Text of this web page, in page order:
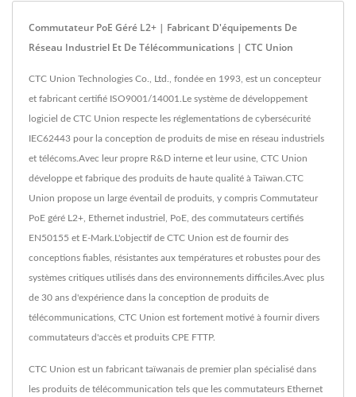
Commutateur PoE Géré L2+ | Fabricant D'équipements De
Réseau Industriel Et De Télécommunications | CTC Union
CTC Union Technologies Co., Ltd., fondée en 1993, est un concepteur
et fabricant certifié ISO9001/14001.Le système de développement
logiciel de CTC Union respecte les réglementations de cybersécurité
IEC62443 pour la conception de produits de mise en réseau industriels
et télécoms.Avec leur propre R&D interne et leur usine, CTC Union
développe et fabrique des produits de haute qualité à Taïwan.CTC
Union propose un large éventail de produits, y compris Commutateur
PoE géré L2+, Ethernet industriel, PoE, des commutateurs certifiés
EN50155 et E-Mark.L'objectif de CTC Union est de fournir des
conceptions fiables, résistantes aux températures et robustes pour des
systèmes critiques utilisés dans des environnements difficiles.Avec plus
de 30 ans d'expérience dans la conception de produits de
télécommunications, CTC Union est fortement motivé à fournir divers
commutateurs d'accès et produits CPE FTTP.
CTC Union est un fabricant taïwanais de premier plan spécialisé dans
les produits de télécommunication tels que les commutateurs Ethernet